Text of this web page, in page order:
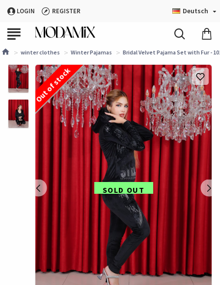
LOGIN REGISTER Deutsch
winter clothes Winter Pajamas Bridal Velvet Pajama Set with Fur -
SOLD OUT
Out of stock